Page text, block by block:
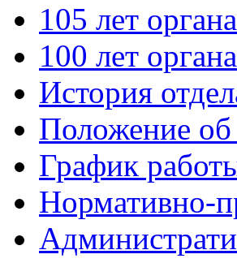
105 лет
100 лет
История
Положение
График
Нормативно-